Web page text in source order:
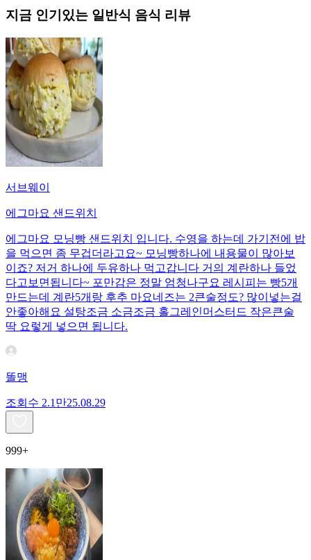
지금 인기있는 일반식 음식 리뷰
서브웨이
에그마요 샌드위치
에그마요 모닝빵 샌드위치 입니다. 수영을 하는데 가기전에 밥
을 먹으면 좀 무겁더라고요~ 모닝빵하나에 내용물이 많아보
이죠? 저거 하나에 두유하나 먹고갑니다 거의 계란하나 들었
다고보면됩니다~ 포만감은 정말 엄청나구요 레시피는 빵5개
만드는데 계란5개랑 후추 마요네즈는 2큰술정도? 많이넣는걸
안좋아해요 설탕조금 소금조금 홀그레인머스터드 작은큰술
딱 요렇게 넣으면 됩니다.
똘맹
조회수 2.1만25.08.29
999+